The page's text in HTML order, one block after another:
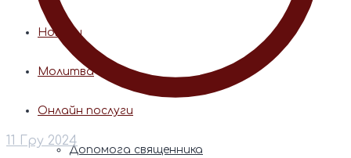
Новини
Молитва
Онлайн послуги
Допомога священника
11 Гру 2024